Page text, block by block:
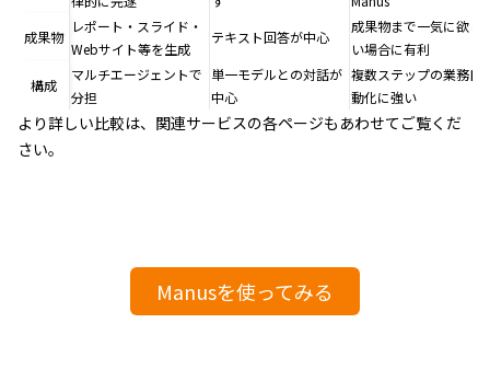
成果物
レポート・スライド・
Webサイト等を生成
テキスト回答が中心
成果物まで一気に欲し
い場合に有利
構成
マルチエージェントで
分担
単一モデルとの対話が
中心
複数ステップの業務自
動化に強い
より詳しい比較は、関連サービスの各ページもあわせてご覧くだ
さい。
Manusを使ってみる